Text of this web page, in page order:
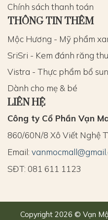
Chính sách thanh toán
THÔNG TIN THÊM
Mộc Hương - Mỹ phẩm
SriSri - Kem đánh răng
Vistra - Thực phẩm bổ
Dành cho mẹ & bé
LIÊN HỆ
Công ty Cổ Phần Vạn
860/60N/8 Xô Viết Nghệ
Email:
SĐT: 081 611 1123
Copyright 2026 © Vạn